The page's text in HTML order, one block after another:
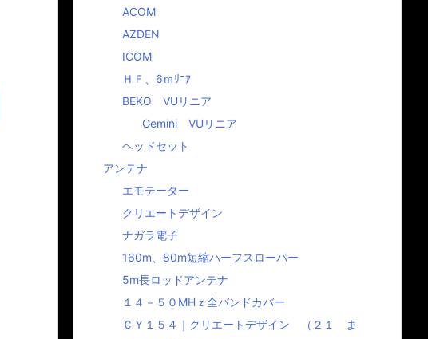
ACOM
AZDEN
ICOM
ＨＦ、6ｍﾘﾆｱ
BEKO VUリニア
Gemini VUリニア
ヘッドセット
アンテナ
エモテーター
クリエートデザイン
ナガラ電子
160m、80m短縮ハーフスローパー
5m長ロッドアンテナ
１４－５０MHｚ全バンドカバー
ＣＹ１５４｜クリエートデザイン （２１ ま